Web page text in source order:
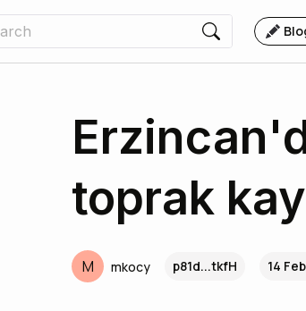
toprak
M mkocy p81d...tkfH 14